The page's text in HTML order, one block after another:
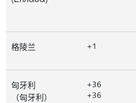
格陵兰 +1
匈牙利
（匈牙利）
+36
+36